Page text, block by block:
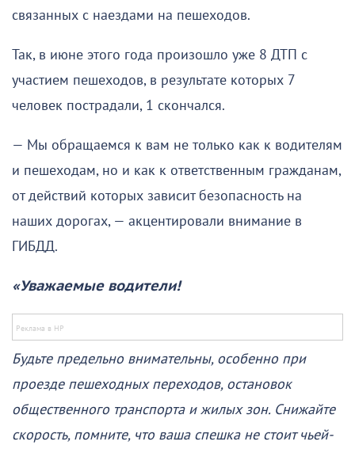
связанных с наездами на пешеходов.
Так, в июне этого года произошло уже 8 ДТП с
участием пешеходов, в результате которых 7
человек пострадали, 1 скончался.
— Мы обращаемся к вам не только как к водителям
и пешеходам, но и как к ответственным гражданам,
от действий которых зависит безопасность на
наших дорогах, — акцентировали внимание в
ГИБДД.
«Уважаемые водители!
Будьте предельно внимательны, особенно при
проезде пешеходных переходов, остановок
общественного транспорта и жилых зон. Снижайте
скорость, помните, что ваша спешка не стоит чьей-